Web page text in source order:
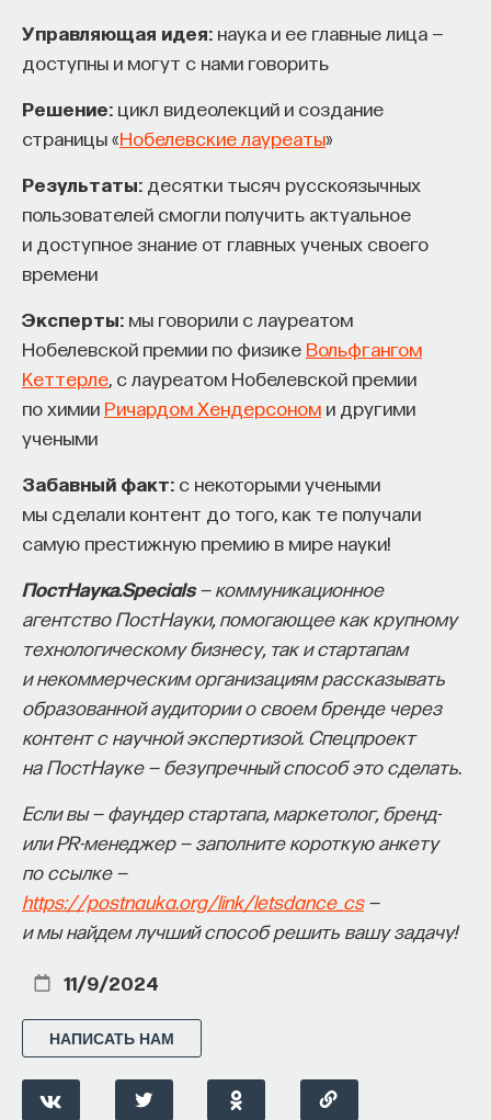
Управляющая идея: наука и ее главные лица —
доступны и могут с нами говорить
Решение: цикл видеолекций и создание
страницы «Нобелевские лауреаты»
Результаты: десятки тысяч русскоязычных
пользователей смогли получить актуальное
и доступное знание от главных ученых своего
времени
Эксперты: мы говорили с лауреатом
Нобелевской премии по физике Вольфгангом
Кеттерле , с лауреатом Нобелевской премии
по химии Ричардом Хендерсоном и другими
учеными
Забавный факт: с некоторыми учеными
мы сделали контент до того, как те получали
самую престижную премию в мире науки!
ПостНаука.Specials— коммуникационное
агентство ПостНауки, помогающее как крупному
технологическому бизнесу, так и стартапам
и некоммерческим организациям рассказывать
образованной аудитории о своем бренде через
контент с научной экспертизой. Спецпроект
на ПостНауке — безупречный способ это сделать.
Если вы — фаундер стартапа, маркетолог, бренд-
или PR-менеджер — заполните короткую анкету
по ссылке —
https://postnauka.org/link/letsdance_cs—
и мы найдем лучший способ решить вашу задачу!
11/9/2024
НАПИСАТЬ НАМ
зрения.
на основополагающие вопросы человечества: что
такое пространство и что такое время? Что
значит мыслить и что представляет собой наше
сознание? Реальна ли реальность и откуда
мы знаем то, что знаем? Существует ли в мире
свобода?
— Переосмыслите границы доверия
собственному знанию.
Автор курса:Диана Гаспарян— кандидат
философских наук, профессор Школы философии
и культурологии факультета гуманитарных наук
НИУ ВШЭ.
НАПИСАТЬ НАМ
НАД МАТЕРИАЛОМ РАБОТАЛИ
ПостНаука
НАУКА
237 публикаций